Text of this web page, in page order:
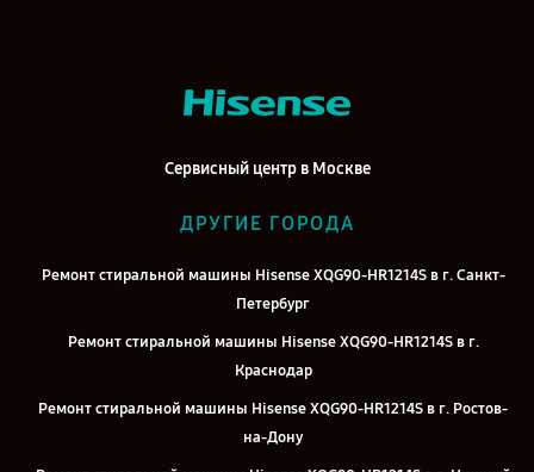
Сервисный центр в Москве
ДРУГИЕ ГОРОДА
Ремонт стиральной машины Hisense XQG90-HR1214S в г. Санкт-
Петербург
Ремонт стиральной машины Hisense XQG90-HR1214S в г.
Краснодар
Ремонт стиральной машины Hisense XQG90-HR1214S в г. Ростов-
на-Дону